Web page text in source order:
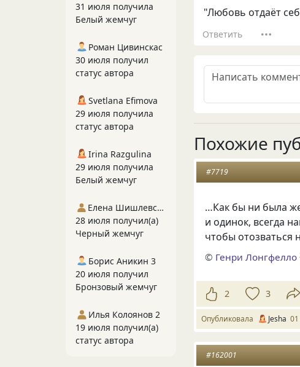
"Любовь отдаёт
Ответить
Похожие
#7719
…Как бы ни была
и одинок, всегда
чтобы отозваться
© Генри Лонгфелло
2 3
Опубликовала Jesha
#162001
31 июля получила
Белый жемчуг
Роман Цивинскас
30 июля получил
статус автора
Svetlana Efimova
29 июля получила
статус автора
Irina Razgulina
29 июля получила
Белый жемчуг
Елена Шишлевская
28 июля получил(а)
Черный жемчуг
Борис Аникин 3
20 июля получил
Бронзовый жемчуг
Илья Колоянов 2
19 июля получил(а)
статус автора